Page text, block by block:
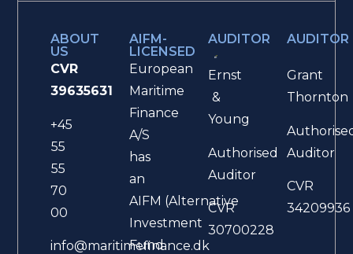
ABOUT
US
CVR
39635631
+45
55
55
70
00
info@maritimefinance.dk
AIFM-
LICENSED
European
Maritime
Finance
A/S
has
an
AIFM (Alternative
Investment
Fund
AUDITOR
Ernst
&
Young
Authorised
Auditor
CVR
30700228
AUDITOR
Grant
Thornton
Auditor
CVR
34209936